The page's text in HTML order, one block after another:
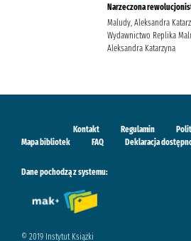
Narzeczona
Maludy, Aleksandra
Wydawnictwo Replika
Aleksandra Katarzyna
Kontakt Regulamin
Mapa bibliotek
FAQ Deklaracja
Dane pochodzą z systemu:
© 2019 Instytut Książki